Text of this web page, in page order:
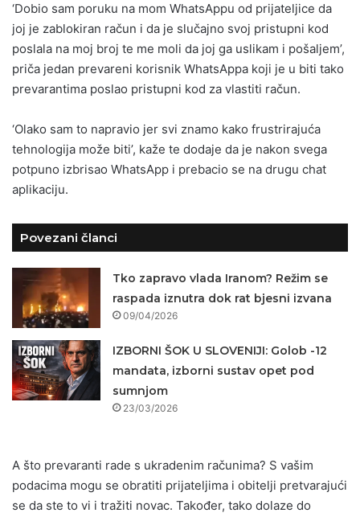
‘Dobio sam poruku na mom WhatsAppu od prijateljice da
joj je zablokiran račun i da je slučajno svoj pristupni kod
poslala na moj broj te me moli da joj ga uslikam i pošaljem’,
priča jedan prevareni korisnik WhatsAppa koji je u biti tako
prevarantima poslao pristupni kod za vlastiti račun.
‘Olako sam to napravio jer svi znamo kako frustrirajuća
tehnologija može biti’, kaže te dodaje da je nakon svega
potpuno izbrisao WhatsApp i prebacio se na drugu chat
aplikaciju.
Povezani članci
Tko zapravo vlada Iranom? Režim se
raspada iznutra dok rat bjesni izvana
09/04/2026
IZBORNI ŠOK U SLOVENIJI: Golob -12
mandata, izborni sustav opet pod
sumnjom
23/03/2026
A što prevaranti rade s ukradenim računima? S vašim
podacima mogu se obratiti prijateljima i obitelji pretvarajući
se da ste to vi i tražiti novac. Također, tako dolaze do